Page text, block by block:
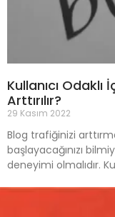
Kullanıcı
Arttırılır?
29 Kasım 2022
Blog trafiğinizi
başlayacağınızı
deneyimi olmalıdır.